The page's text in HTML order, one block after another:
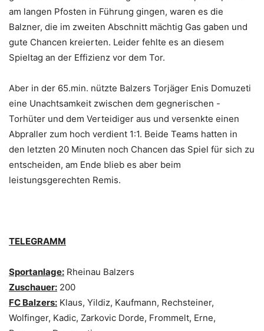
am langen Pfosten in Führung gingen, waren es die
Balzner, die im zweiten Abschnitt mächtig Gas gaben und
gute Chancen kreierten. Leider fehlte es an diesem
Spieltag an der Effizienz vor dem Tor.
Aber in der 65.min. nützte Balzers Torjäger Enis Domuzeti
eine Unachtsamkeit zwischen dem gegnerischen -
Torhüter und dem Verteidiger aus und versenkte einen
Abpraller zum hoch verdient 1:1. Beide Teams hatten in
den letzten 20 Minuten noch Chancen das Spiel für sich zu
entscheiden, am Ende blieb es aber beim
leistungsgerechten Remis.
TELEGRAMM
Sportanlage: Rheinau Balzers
Zuschauer: 200
FC Balzers: Klaus, Yildiz, Kaufmann, Rechsteiner,
Wolfinger, Kadic, Zarkovic Dorde, Frommelt, Erne,